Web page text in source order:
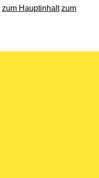
zum Hauptinhalt zum